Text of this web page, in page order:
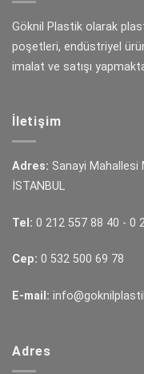
Göknil Plastik olarak
poşetleri, endüstriyel
imalat ve satışı
İletişim
Adres: Sanayi
İSTANBUL
Tel: 0 212 557 88 40 - 0
Cep: 0 532 500 69 78
E-mail:
Adres